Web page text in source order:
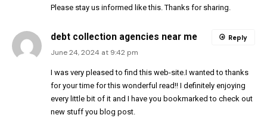
Please stay us informed like this. Thanks for sharing.
debt collection agencies near me
June 24, 2024 at 9:42 pm
I was very pleased to find this web-site.I wanted to thanks
for your time for this wonderful read!! I definitely enjoying
every little bit of it and I have you bookmarked to check out
new stuff you blog post.
Reply